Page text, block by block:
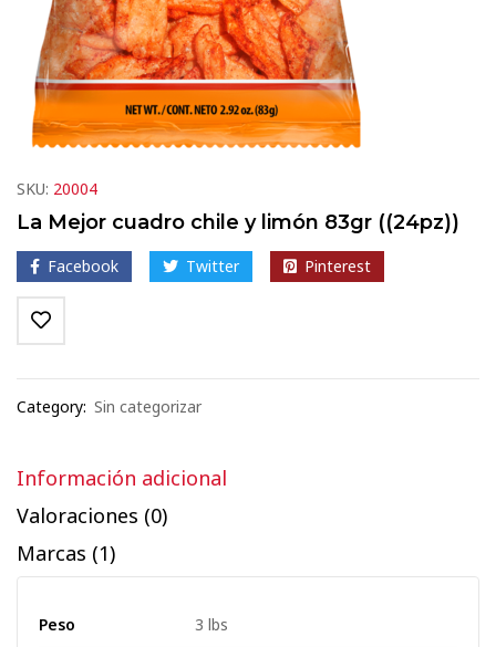
SKU: 20004
La Mejor cuadro chile y limón 83gr ((24pz))
Facebook Twitter Pinterest
Category: Sin categorizar
Información adicional
Valoraciones (0)
Marcas (1)
Peso 3 lbs